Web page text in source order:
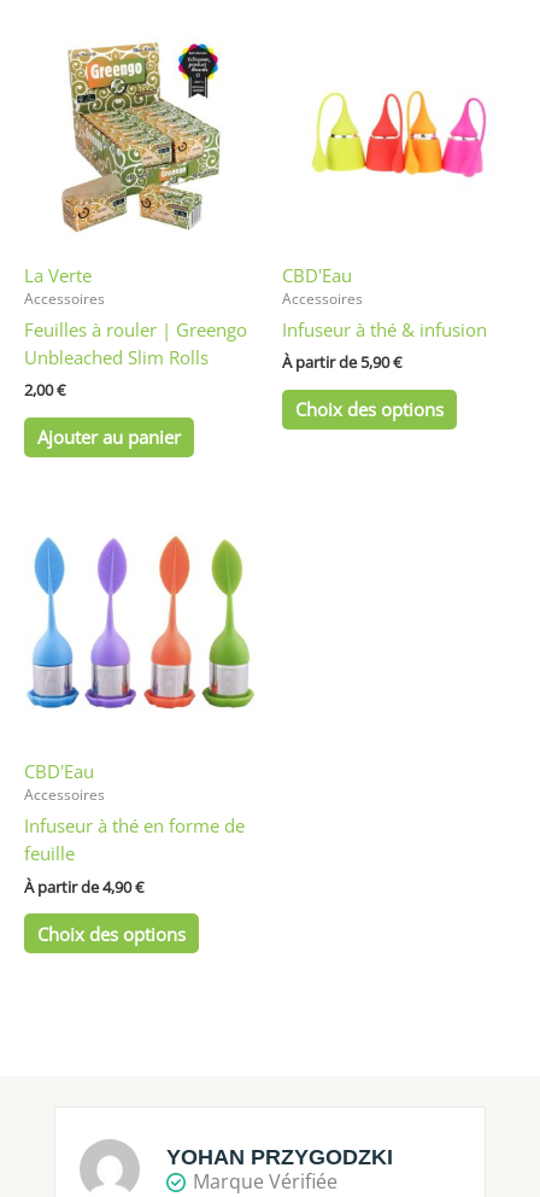
La Verte
Accessoires
Feuilles à rouler | Greengo
Unbleached Slim Rolls
2,00€
Ajouter au panier
CBD'Eau
Accessoires
Infuseur à thé & infusion
À partir de 5,90€
Choix des options
plusieurs
Les
la
du
CBD'Eau
Accessoires
Infuseur à thé en forme de
feuille
À partir de 4,90€
Choix des options
produit
plusieurs
variations.
Les
options
peuvent
la
produit
YOHAN PRZYGODZKI
Marque Vérifiée